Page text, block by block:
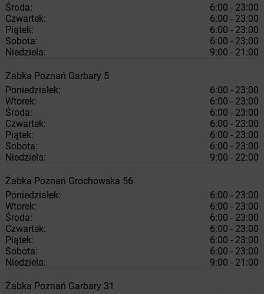
Środa:
6:00 - 23:00
Czwartek:
6:00 - 23:00
Piątek:
6:00 - 23:00
Sobota:
6:00 - 23:00
Niedziela:
9:00 - 21:00
Żabka Poznań Garbary 5
Poniedziałek:
6:00 - 23:00
Wtorek:
6:00 - 23:00
Środa:
6:00 - 23:00
Czwartek:
6:00 - 23:00
Piątek:
6:00 - 23:00
Sobota:
6:00 - 23:00
Niedziela:
9:00 - 22:00
Żabka Poznań Grochowska 56
Poniedziałek:
6:00 - 23:00
Wtorek:
6:00 - 23:00
Środa:
6:00 - 23:00
Czwartek:
6:00 - 23:00
Piątek:
6:00 - 23:00
Sobota:
6:00 - 23:00
Niedziela:
9:00 - 21:00
Żabka Poznań Garbary 31